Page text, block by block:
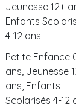
Jeunesse 12+
Enfants
4-12 ans
Petite Enfance
ans, Jeunesse
ans, Enfants
Scolarisés 4-12